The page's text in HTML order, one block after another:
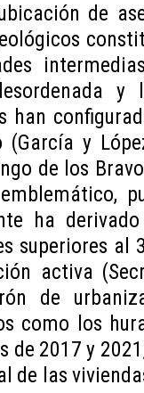
de
han
(García y
de los
ha
superiores al
activa
de
como los
de 2017 y
de las